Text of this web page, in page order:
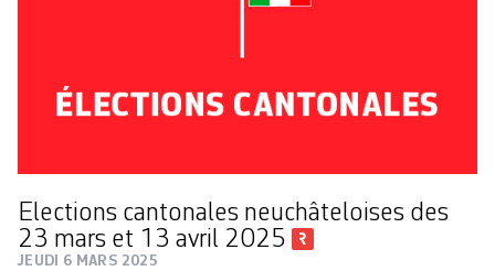
Elections cantonales neuchâteloises des
23 mars et 13 avril 2025
JEUDI 6 MARS 2025